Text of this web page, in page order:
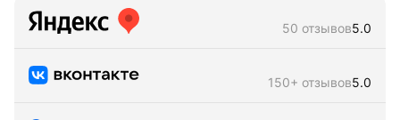
50 отзывов5.0
150+ отзывов5.0